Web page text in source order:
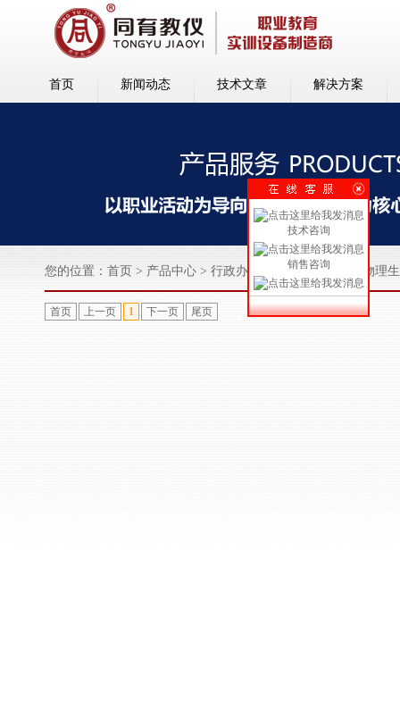
首页 新闻动态 技术文章 解决方案
您的位置： 首页 > 产品中心 > 行政办公及仪器设备> 中学物理
首页 上一页 1 下一页 尾页
技术咨询
销售咨询